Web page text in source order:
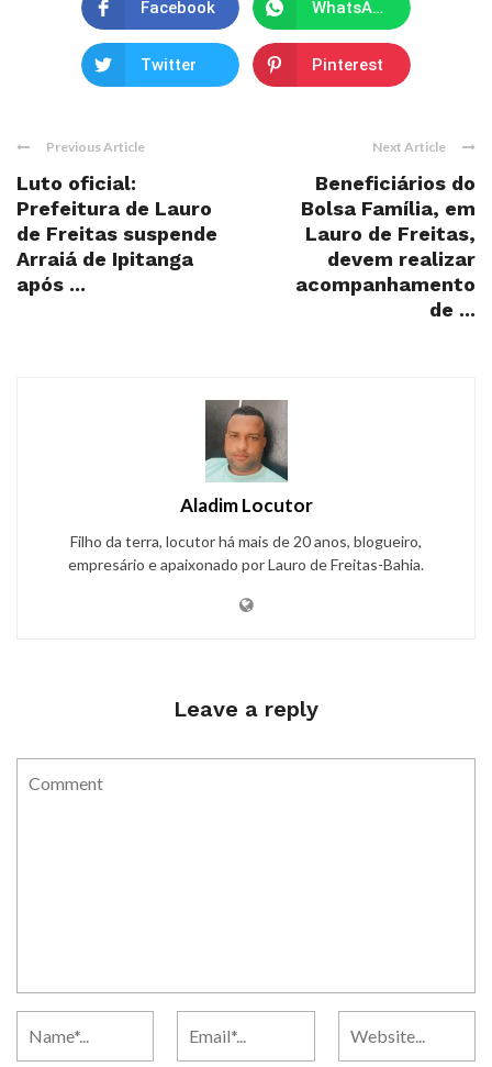
Facebook WhatsApp
Twitter Pinterest
Previous Article
Luto oficial:
Prefeitura de Lauro
de Freitas suspende
Arraiá de Ipitanga
após ...
Next Article
Beneficiários do
Bolsa Família, em
Lauro de Freitas,
devem realizar
acompanhamento
de ...
Aladim Locutor
Filho da terra, locutor há mais de 20 anos, blogueiro,
empresário e apaixonado por Lauro de Freitas-Bahia.
Leave a reply